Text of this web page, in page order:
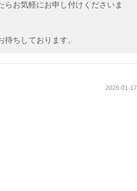
らお気軽にお申し付けくださいま
ちしております。
2026-01-17